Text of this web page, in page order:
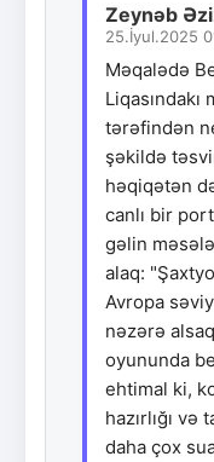
Zeynəb
25.İyul.2025
Məqalədə
tərəfindən
şəkildə
həqiqətən
canlı bir
gəlin
alaq:
Avropa
nəzərə
oyununda
ehtimal ki,
hazırlığı və
daha çox